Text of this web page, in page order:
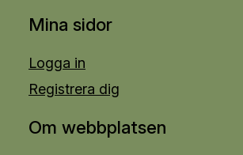
Mina sidor
Logga in
Registrera dig
Om webbplatsen